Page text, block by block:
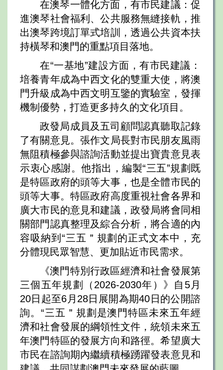
在澳琴一體化方面，有市民建議：促
進澳琴社會福利、公共服務無縫接軌，推
出澳琴跨境訂單式培訓，透過公共資本扶
持橫琴和澳門的重點項目落地。
在“一基地”建設方面，有市民建議：
培養青年成為中西文化的雙重大使，將澳
門升級成為中西文明互鑒的實驗室，發揮
機制優勢，打造更多持久的文化項目。
政發局成員及五司顧問認真聽取記錄
了有關意見。張作文局長對市民朋友風雨
無阻積極參與諮詢活動並提出寶貴意見表
示衷心感謝。他指出，編製“三五”規劃既
是特區政府的頭等大事，也是全體市民的
頭等大事。特區政府高度重視社會各界和
廣大市民的意見和建議，政發局將會同相
關部門認真整理及綜合分析，將合適的內
容吸納到“三五＂規劃的正式文本中，充
分體現民眾智慧、更加貼近市民需求。
《澳門特別行政區經濟和社會發展第
三個五年規劃（2026-2030年）》自5月
20日起至6月28日展開為期40日的公開諮
詢。“三五＂規劃是澳門特區未來五年經
濟和社會發展的綱領性文件，統領未來五
年澳門特區的發展方向和路徑。希望廣大
市民在諮詢期內繼續積極踴躍發表意見和